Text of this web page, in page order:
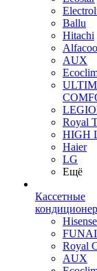
Ballu
Hitachi
AUX
Royal
HIGH
Haier
LG
Ещё
Кассетные
Hisense
FUNAI
Royal
AUX